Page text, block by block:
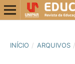
INÍCIO / ARQUIVOS /